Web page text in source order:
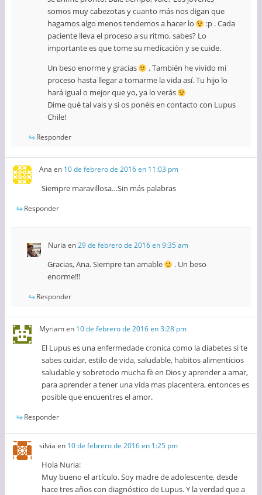
somos muy cabezotas y cuanto más nos digan que
hagamos algo menos tendemos a hacer lo
:p . Cada
paciente lleva el proceso a su ritmo, sabes? Lo
importante es que tome su medicación y se cuide.
Un beso enorme y gracias
. También he vivido mi
proceso hasta llegar a tomarme la vida así. Tu hijo lo
hará igual o mejor que yo, ya lo verás
Dime qué tal vais y si os ponéis en contacto con Lupus
Chile!
Responder
Ana en 10 de febrero de 2016 en 11:03 pm
Siempre maravillosa…Sin más palabras
Responder
Nuria en29 de febrero de 2016 en 9:35 am
Gracias, Ana. Siempre tan amable
. Un beso
enorme!!!
Responder
Myriamen 10 de febrero de 2016 en 3:28 pm
El Lupus es una enfermedade cronica como la diabetes si te
sabes cuidar, estilo de vida, saludable, habitos alimenticios
saludable y sobretodo mucha fè en Dios y aprender a amar,
para aprender a tener una vida mas placentera, entonces es
posible que encuentres el amor.
Responder
silvia en 10 de febrero de 2016 en 1:25 pm
Hola Nuria:
Muy bueno el artículo. Soy madre de adolescente, desde
hace tres años con diagnóstico de Lupus. Y la verdad que a